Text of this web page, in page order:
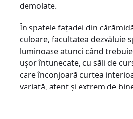
demolate.
În spatele fațadei din
culoare, facultatea dezvăluie
luminoase atunci când
ușor întunecate, cu săli de
care înconjoară curtea
variată, atent și extrem de